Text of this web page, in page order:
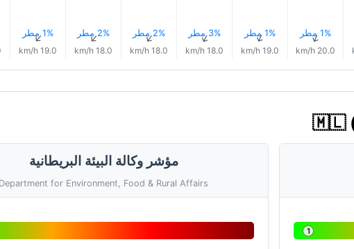
1% مطر↑
20.0 km/h
1% مطر↑
19.0 km/h
3% مطر↑
18.0 km/h
2% مطر↑
18.0 km/h
2% مطر↑
18.0 km/h
1% مطر↑
19.0 km/h
1
مؤشر وكالة البيئة البريطانية
Department for Environment, Food & Rural Affairs